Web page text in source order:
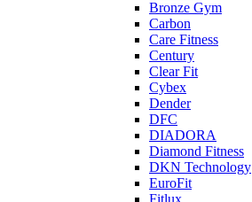
Bronze Gym
Carbon
Care Fitness
Century
Clear Fit
Cybex
Dender
DFC
DIADORA
Diamond Fitness
DKN Technology
EuroFit
Fitlux